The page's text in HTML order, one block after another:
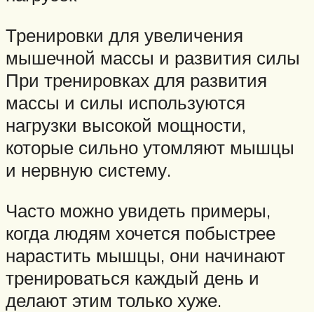
Тренировки для увеличения
мышечной массы и развития силы
При тренировках для развития
массы и силы используются
нагрузки высокой мощности,
которые сильно утомляют мышцы
и нервную систему.
Часто можно увидеть примеры,
когда людям хочется побыстрее
нарастить мышцы, они начинают
тренироваться каждый день и
делают этим только хуже.